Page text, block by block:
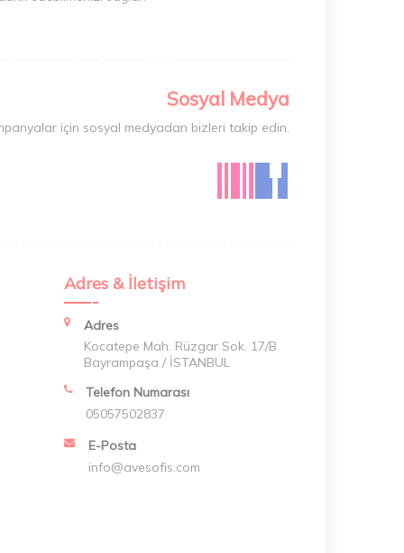
Sosyal Medya
için sosyal medyadan bizleri takip edin.
Adres & İletişim
Adres
Kocatepe Mah. Rüzgar Sok. 17/B
Bayrampaşa / İSTANBUL
Telefon Numarası
05057502837
E-Posta
info@avesofis.com